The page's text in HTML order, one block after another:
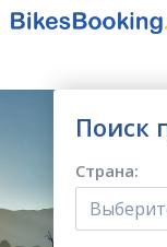
Поиск
Страна: